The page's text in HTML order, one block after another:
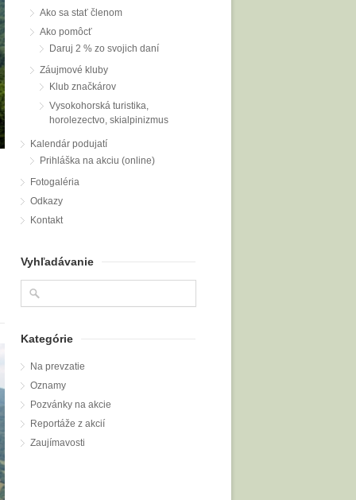
Ako sa stať členom
Ako pomôcť
Daruj 2 % zo svojich daní
Záujmové kluby
Klub značkárov
Vysokohorská turistika,
horolezectvo, skialpinizmus
Kalendár podujatí
Prihláška na akciu (online)
Fotogaléria
Odkazy
Kontakt
Vyhľadávanie
Kategórie
Na prevzatie
Oznamy
Pozvánky na akcie
Reportáže z akcií
Zaujímavosti